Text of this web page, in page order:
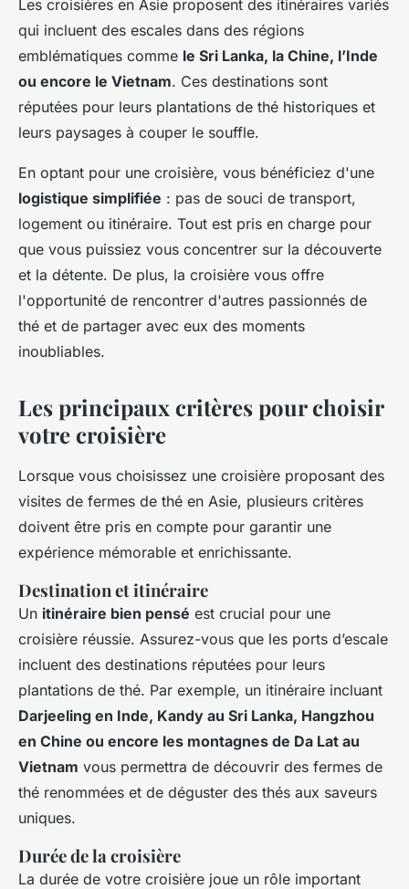
Les croisières en Asie proposent des itinéraires variés
qui incluent des escales dans des régions
emblématiques comme le Sri Lanka, la Chine, l’Inde
ou encore le Vietnam. Ces destinations sont
réputées pour leurs plantations de thé historiques et
leurs paysages à couper le souffle.
En optant pour une croisière, vous bénéficiez d'une
logistique simplifiée : pas de souci de transport,
logement ou itinéraire. Tout est pris en charge pour
que vous puissiez vous concentrer sur la découverte
et la détente. De plus, la croisière vous offre
l'opportunité de rencontrer d'autres passionnés de
thé et de partager avec eux des moments
inoubliables.
Les principaux critères pour choisir
votre croisière
Lorsque vous choisissez une croisière proposant des
visites de fermes de thé en Asie, plusieurs critères
doivent être pris en compte pour garantir une
expérience mémorable et enrichissante.
Destination et itinéraire
Un itinéraire bien pensé est crucial pour une
croisière réussie. Assurez-vous que les ports d’escale
incluent des destinations réputées pour leurs
plantations de thé. Par exemple, un itinéraire incluant
Darjeeling en Inde, Kandy au Sri Lanka, Hangzhou
en Chine ou encore les montagnes de Da Lat au
Vietnam vous permettra de découvrir des fermes de
thé renommées et de déguster des thés aux saveurs
uniques.
Durée de la croisière
La durée de votre croisière joue un rôle important